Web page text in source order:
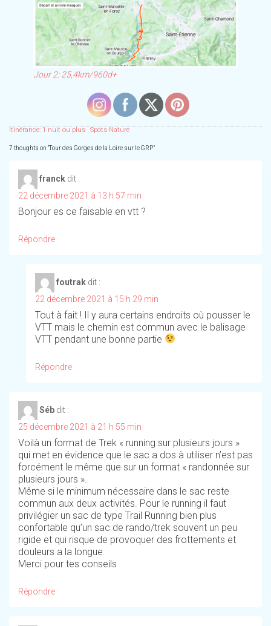
Jour 2: 25,4km/960d+
Itinérance: 1 nuit ou plus Spots Nature
7 thoughts on “Tour des Gorges de la Loire sur le GRP”
franck dit :
22 décembre 2021 à 13 h 57 min
Bonjour es ce faisable en vtt ?
Répondre
foutrak dit :
22 décembre 2021 à 15 h 29 min
Tout à fait ! Il y aura certains endroits où pousser le
VTT mais le chemin est commun avec le balisage
VTT pendant une bonne partie
Répondre
Séb dit :
25 décembre 2021 à 21 h 55 min
Voilà un format de Trek « running sur plusieurs jours »
qui met en évidence que le sac a dos à utiliser n’est pas
forcément le même que sur un format « randonnée sur
plusieurs jours ».
Même si le minimum nécessaire dans le sac reste
commun aux deux activités. Pour le running il faut
privilégier un sac de type Trail Running bien plus
confortable qu’un sac de rando/trek souvent un peu
rigide et qui risque de provoquer des frottements et
douleurs a la longue.
Merci pour tes conseils
Répondre